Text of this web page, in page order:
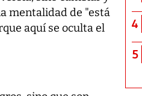
mentalidad de "está
aquí se oculta el
4
5